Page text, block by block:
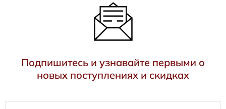
Подпишитесь и узнавайте первыми о
новых поступлениях и скидках